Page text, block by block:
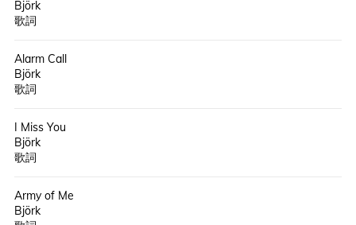
Björk
歌詞
Alarm Call
Björk
歌詞
I Miss You
Björk
歌詞
Army of Me
Björk